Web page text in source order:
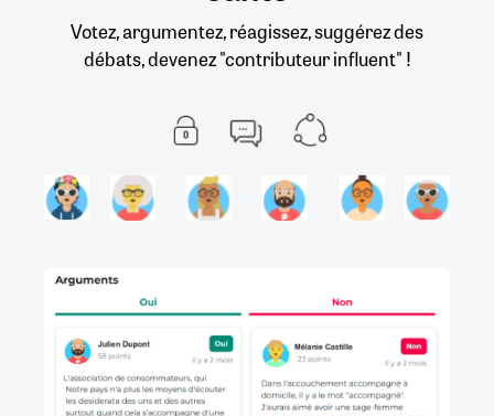
Votez, argumentez, réagissez, suggérez des
débats, devenez "contributeur influent" !